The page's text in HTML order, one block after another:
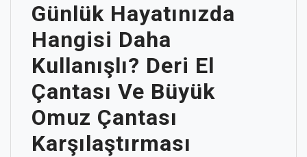
Günlük Hayatınızda
Hangisi Daha
Kullanışlı? Deri El
Çantası Ve Büyük
Omuz Çantası
Karşılaştırması